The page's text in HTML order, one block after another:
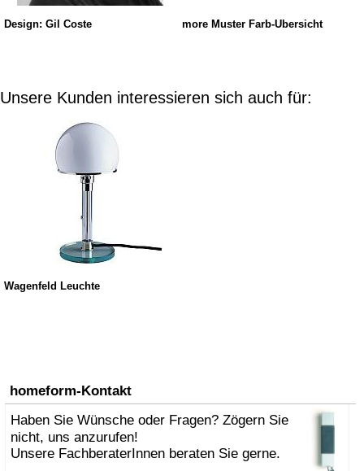
Design: Gil Coste more Muster Farb-Übersicht
Unsere Kunden interessieren sich auch für:
Wagenfeld Leuchte
homeform-Kontakt
Haben Sie Wünsche oder Fragen? Zögern Sie
nicht, uns anzurufen!
Unsere FachberaterInnen beraten Sie gerne.